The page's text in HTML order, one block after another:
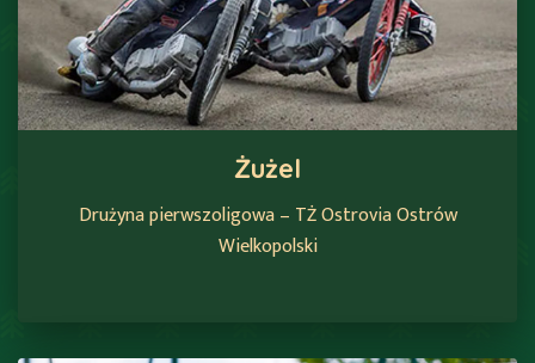
Żużel
Drużyna pierwszoligowa – TŻ Ostrovia Ostrów
Wielkopolski